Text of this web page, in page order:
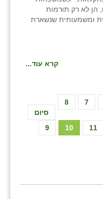
הן לא רק תורמות
ומשמעותית שנשארת
קרא עוד...
7
8
9 10 11
סיום